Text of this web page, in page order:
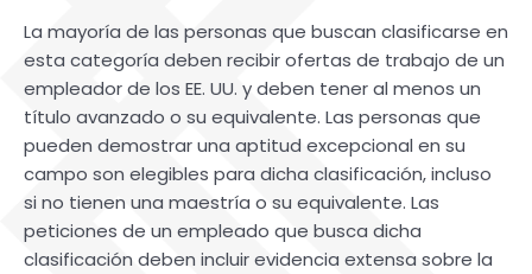
La mayoría de las personas que buscan clasificarse en
esta categoría deben recibir ofertas de trabajo de un
empleador de los EE. UU. y deben tener al menos un
título avanzado o su equivalente. Las personas que
pueden demostrar una aptitud excepcional en su
campo son elegibles para dicha clasificación, incluso
si no tienen una maestría o su equivalente. Las
peticiones de un empleado que busca dicha
clasificación deben incluir evidencia extensa sobre la